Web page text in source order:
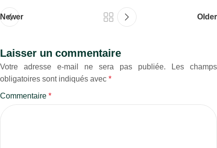
Newer Older
Laisser un commentaire
Votre adresse e-mail ne sera pas publiée.
Les champs
obligatoires sont indiqués avec *
Commentaire *